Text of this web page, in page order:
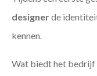
designerde
kennen.
Wat biedt het bedrijf